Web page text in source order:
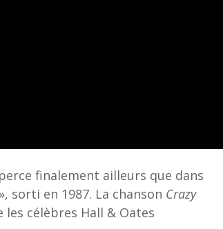
finalement ailleurs que dans
sorti en 1987. La chanson Crazy
les célèbres Hall & Oates